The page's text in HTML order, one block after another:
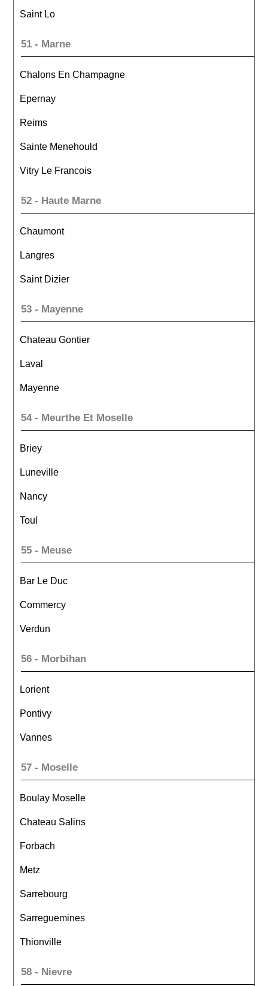
Saint Lo
51 - Marne
Chalons En Champagne
Epernay
Reims
Sainte Menehould
Vitry Le Francois
52 - Haute Marne
Chaumont
Langres
Saint Dizier
53 - Mayenne
Chateau Gontier
Laval
Mayenne
54 - Meurthe Et Moselle
Briey
Luneville
Nancy
Toul
55 - Meuse
Bar Le Duc
Commercy
Verdun
56 - Morbihan
Lorient
Pontivy
Vannes
57 - Moselle
Boulay Moselle
Chateau Salins
Forbach
Metz
Sarrebourg
Sarreguemines
Thionville
58 - Nievre